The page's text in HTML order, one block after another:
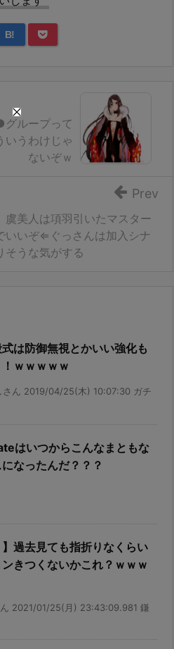
B!
グループって
いうわけじゃ
ないぞｗ
虞美人は項羽引いたマスター
いいぞ⇐ぐっさんは加入シナ
そうな気がする
Prev
式は防御無視とかいい強化も
ｗｗｗｗｗ
さん 2019/04/25(木) 10:07:30 ガチ
はいつからこんなまともな
なったんだ？？？
】過去見ても指折りなくらい
きつくないかこれ？ｗｗｗ
2021/01/25(月) 23:43:09.981 鎌